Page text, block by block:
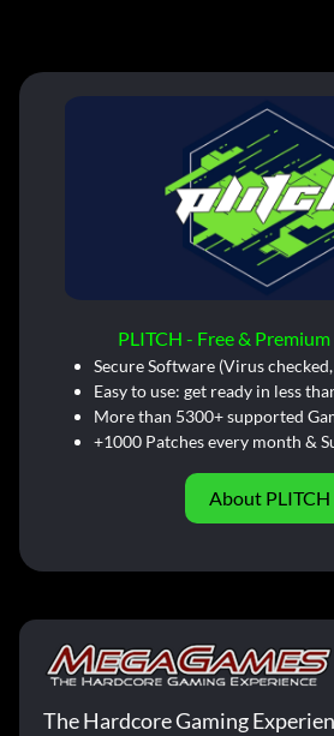
PLITCH - Free &
Secure Software (Virus
Easy to use: get ready in less
More than 5300+ supported
+1000 Patches every month &
About PLITCH
The Hardcore Gaming